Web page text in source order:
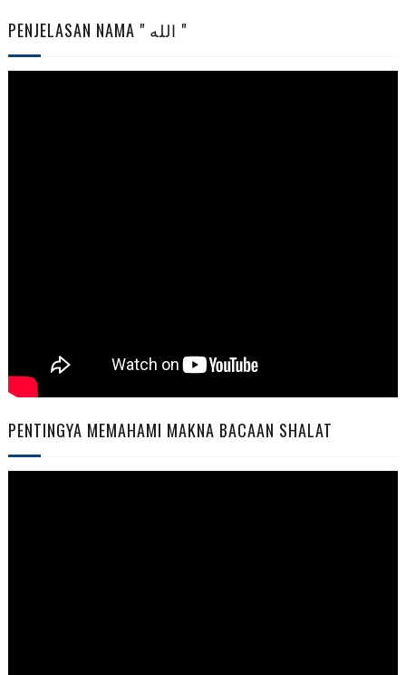
PENJELASAN NAMA " الله "
PENTINGYA MEMAHAMI MAKNA BACAAN SHALAT